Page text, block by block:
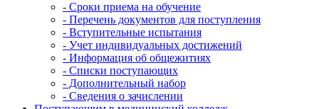
- Сроки приема на обучение
- Перечень документов для поступления
- Вступительные испытания
- Учет индивидуальных достижений
- Информация об общежитиях
- Списки поступающих
- Дополнительный набор
- Сведения о зачислении